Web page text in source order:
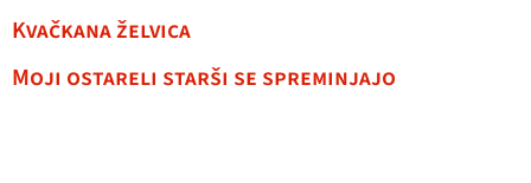
Kvačkana želvica
Moji ostareli starši se spreminjajo